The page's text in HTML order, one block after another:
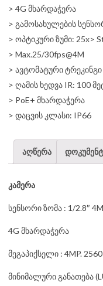
> 4G მხარდაჭერა
> გამოსახულების
> ოპტიკური ზუმი: 25x>
> Max.25/30fps@4M
> ავტომატური
> ღამის ხედვა IR: 100
> PoE+ მხარდაჭერა
> დაცვის კლასი: IP66
აღწერა
კამერა
სენსორი ზომა : 1/2.8″
4G მხარდაჭერა
მეგაპიქსელი : 4MP.
მინიმალური განათება